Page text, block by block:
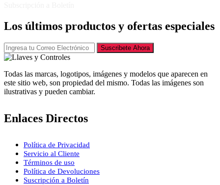
Los últimos productos y ofertas especiales
Suscribete Ahora
Todas las marcas, logotipos, imágenes y modelos que aparecen en
este sitio web, son propiedad del mismo. Todas las imágenes son
ilustrativas y pueden cambiar.
Enlaces Directos
Política de Privacidad
Servicio al Cliente
Términos de uso
Política de Devoluciones
Suscripción a Boletín